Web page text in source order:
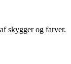
skygger og farver.